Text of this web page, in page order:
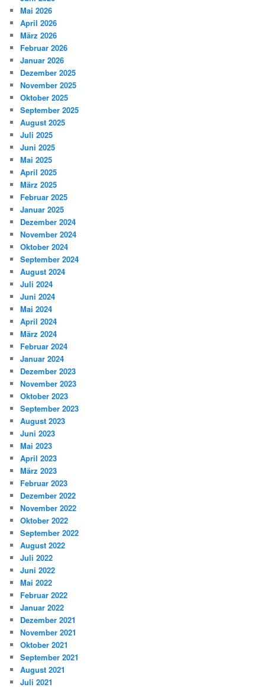
Mai 2026
April 2026
März 2026
Februar 2026
Januar 2026
Dezember 2025
November 2025
Oktober 2025
September 2025
August 2025
Juli 2025
Juni 2025
Mai 2025
April 2025
März 2025
Februar 2025
Januar 2025
Dezember 2024
November 2024
Oktober 2024
September 2024
August 2024
Juli 2024
Juni 2024
Mai 2024
April 2024
März 2024
Februar 2024
Januar 2024
Dezember 2023
November 2023
Oktober 2023
September 2023
August 2023
Juni 2023
Mai 2023
April 2023
März 2023
Februar 2023
Dezember 2022
November 2022
Oktober 2022
September 2022
August 2022
Juli 2022
Juni 2022
Mai 2022
Februar 2022
Januar 2022
Dezember 2021
November 2021
Oktober 2021
September 2021
August 2021
Juli 2021